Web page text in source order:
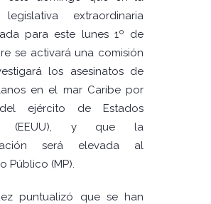
extraordinaria
para este lunes 1º de
se activará una comisión
los asesinatos de
en el mar Caribe por
ejército de Estados
(EEUU), y que la
será elevada al
Público (MP).
puntualizó que se han